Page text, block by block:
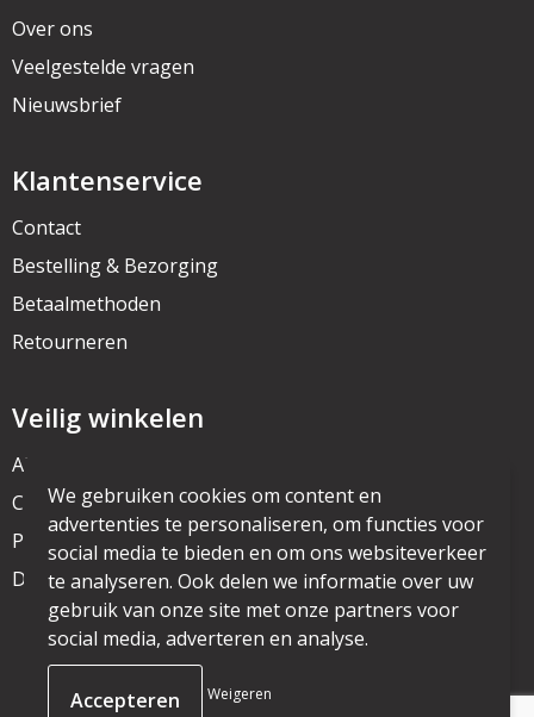
Over ons
Veelgestelde vragen
Nieuwsbrief
Klantenservice
Contact
Bestelling & Bezorging
Betaalmethoden
Retourneren
Veilig winkelen
Algemene voorwaarden
Cookieverklaring
Privacyverklaring
Disclaimer
© Copyright mijnpromo.nl 2025
We gebruiken cookies om content en
advertenties te personaliseren, om functies voor
social media te bieden en om ons websiteverkeer
te analyseren. Ook delen we informatie over uw
gebruik van onze site met onze partners voor
social media, adverteren en analyse.
Weigeren